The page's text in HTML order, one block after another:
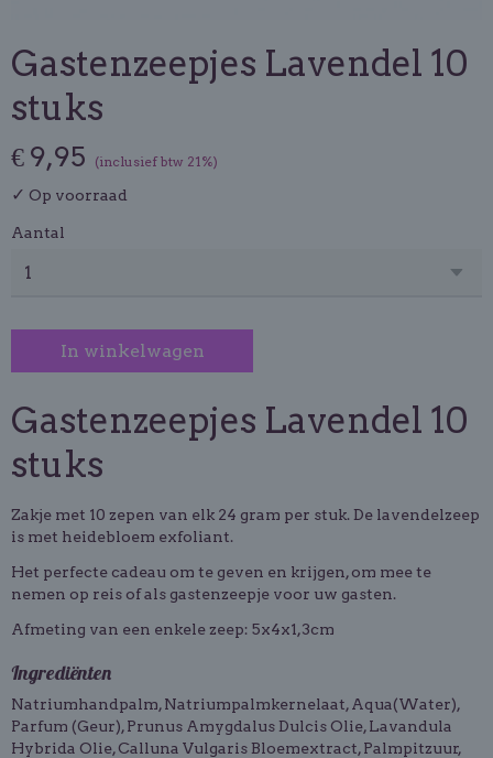
Gastenzeepjes Lavendel 10
stuks
€ 9,95 (inclusief btw 21%)
✓ Op voorraad
Aantal
In winkelwagen
Gastenzeepjes Lavendel 10
stuks
Zakje met 10 zepen van elk 24 gram per stuk. De lavendelzeep
is met heidebloem exfoliant.
Het perfecte cadeau om te geven en krijgen, om mee te
nemen op reis of als gastenzeepje voor uw gasten.
Afmeting van een enkele zeep: 5x4x1,3cm
Ingrediënten
Natriumhandpalm, Natriumpalmkernelaat, Aqua(Water),
Parfum (Geur), Prunus Amygdalus Dulcis Olie, Lavandula
Hybrida Olie, Calluna Vulgaris Bloemextract, Palmpitzuur,